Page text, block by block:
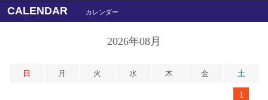
CALENDAR カレンダー
2026年08月
日 月 火 水 木 金 土
1